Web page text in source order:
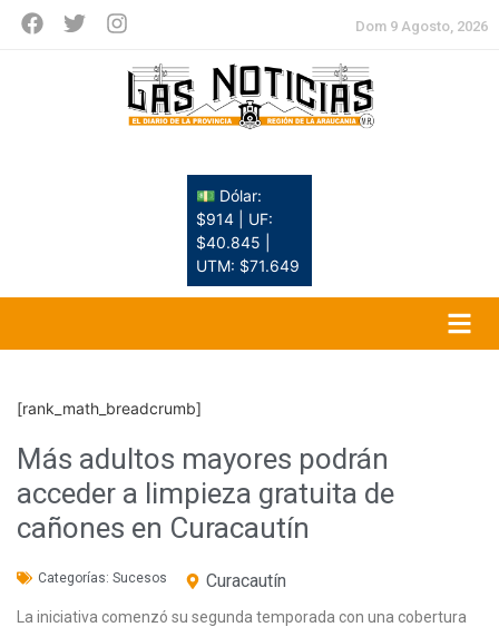
Dom 9 Agosto, 2026
💵 Dólar:
$914 | UF:
$40.845 |
UTM: $71.649
[rank_math_breadcrumb]
Más adultos mayores podrán
acceder a limpieza gratuita de
cañones en Curacautín
Categorías: Sucesos Curacautín
La iniciativa comenzó su segunda temporada con una cobertura